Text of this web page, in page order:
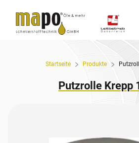
Startseite Produkte
Putzrolle Krepp